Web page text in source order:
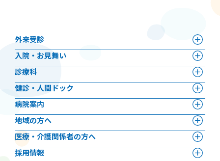
外来受診
⼊院・お見舞い
診療科
健診・人間ドック
病院案内
地域の方へ
医療・介護関係者の方へ
採用情報